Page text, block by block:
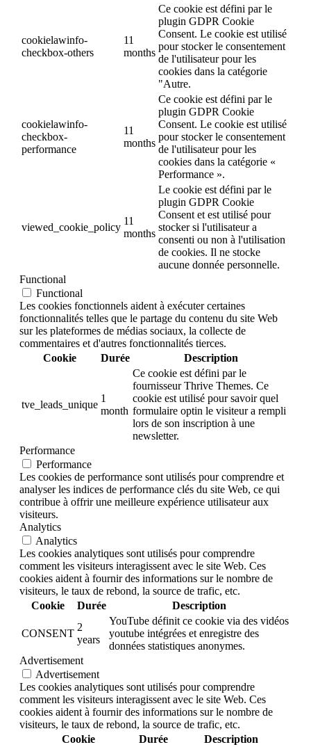
cookielawinfo-
checkbox-others
11
months
Ce cookie est défini par le
plugin GDPR Cookie
Consent. Le cookie est utilisé
pour stocker le consentement
de l'utilisateur pour les
cookies dans la catégorie
"Autre.
cookielawinfo-
checkbox-
performance
11
months
Ce cookie est défini par le
plugin GDPR Cookie
Consent. Le cookie est utilisé
pour stocker le consentement
de l'utilisateur pour les
cookies dans la catégorie «
Performance ».
viewed_cookie_policy
11
months
Le cookie est défini par le
plugin GDPR Cookie
Consent et est utilisé pour
stocker si l'utilisateur a
consenti ou non à l'utilisation
de cookies. Il ne stocke
aucune donnée personnelle.
Functional
Functional
Les cookies fonctionnels aident à exécuter certaines
fonctionnalités telles que le partage du contenu du site Web
sur les plateformes de médias sociaux, la collecte de
commentaires et d'autres fonctionnalités tierces.
Cookie
Durée Description
tve_leads_unique
1
month
Ce cookie est défini par le
fournisseur Thrive Themes. Ce
cookie est utilisé pour savoir quel
formulaire optin le visiteur a rempli
lors de son inscription à une
newsletter.
Performance
Performance
Les cookies de performance sont utilisés pour comprendre et
analyser les indices de performance clés du site Web, ce qui
contribue à offrir une meilleure expérience utilisateur aux
visiteurs.
Analytics
Analytics
Les cookies analytiques sont utilisés pour comprendre
comment les visiteurs interagissent avec le site Web. Ces
cookies aident à fournir des informations sur le nombre de
visiteurs, le taux de rebond, la source de trafic, etc.
Cookie
Durée Description
CONSENT
2
years
YouTube définit ce cookie via des vidéos
youtube intégrées et enregistre des
données statistiques anonymes.
Advertisement
Advertisement
Les cookies analytiques sont utilisés pour comprendre
comment les visiteurs interagissent avec le site Web. Ces
cookies aident à fournir des informations sur le nombre de
visiteurs, le taux de rebond, la source de trafic, etc.
Cookie
Durée Description